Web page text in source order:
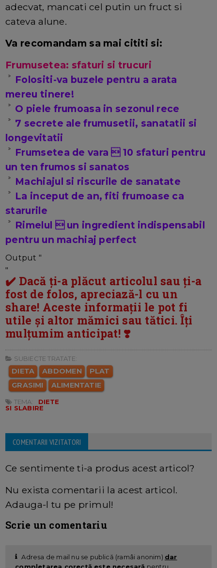
adecvat, mancati cel putin un fruct si
cateva alune.
Va recomandam sa mai cititi si:
Frumusetea: sfaturi si trucuri
Folositi-va buzele pentru a arata
mereu tinere!
O piele frumoasa in sezonul rece
7 secrete ale frumusetii, sanatatii si
longevitatii
Frumsetea de vara  10 sfaturi pentru
un ten frumos si sanatos
Machiajul si riscurile de sanatate
La inceput de an, fiti frumoase ca
starurile
Rimelul  un ingredient indispensabil
pentru un machiaj perfect
Output "
"
✔️ Dacă ți-a plăcut articolul sau ți-a
fost de folos, apreciază-l cu un
share! Aceste informații le pot fi
utile și altor mămici sau tătici. Îți
mulțumim anticipat! ❣️
SUBIECTE TRATATE:
DIETA ABDOMEN
PLAT
GRASIMI
ALIMENTATIE
TEMA:
DIETE
SI SLABIRE
COMENTARII VIZITATORI
Ce sentimente ti-a produs acest articol?
Nu exista comentarii la acest articol.
Adauga-l tu pe primul!
Scrie un comentariu
Adresa de mail nu se publică (ramâi anonim) dar
completarea corectă este necesară pentru